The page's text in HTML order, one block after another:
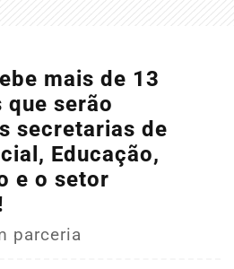
mais de 13
serão
secretarias de
Educação,
e o setor
parceria